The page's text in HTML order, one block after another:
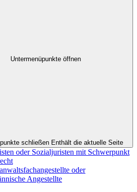
Untermenüpunkte öffnen
schließen Enthält die aktuelle Seite
oder Sozialjuristen mit Schwerpunkt
oder
Angestellte